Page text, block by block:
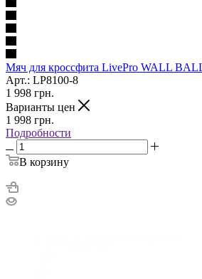
Мяч для кроссфита LivePro WALL
Арт.: LP8100-8
1 998 грн.
Варианты цен
1 998 грн.
Подробности
В корзину